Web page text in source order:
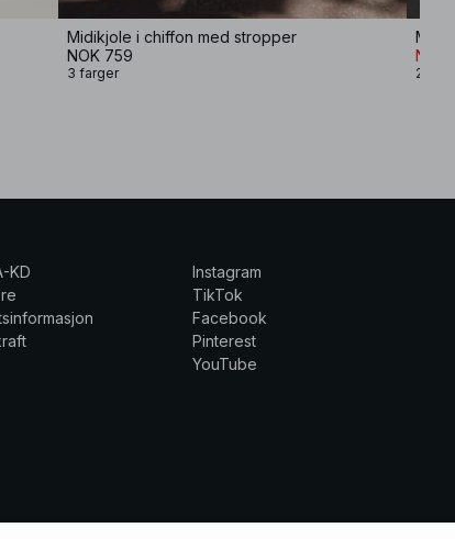
Midikjole i chiffon med stropper
NOK 759
3 farger
NOK
2
KD
Instagram
TikTok
Facebook
Pinterest
YouTube